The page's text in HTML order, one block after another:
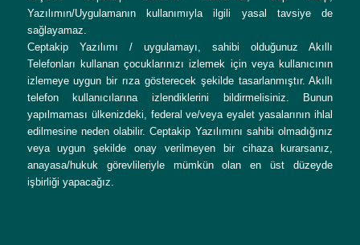
Yazılımın/Uygulamanın kullanımıyla ilgili yasal tavsiye de
sağlayamaz.
Ceptakip Yazılımı / uygulamayı, sahibi olduğunuz Akıllı
Telefonları kullanan çocuklarınızı izlemek için veya kullanıcının
izlemeye uygun bir rıza gösterecek şekilde tasarlanmıştır. Akıllı
telefon kullanıcılarına izlendiklerini bildirmelisiniz. Bunun
yapılmaması ülkenizdeki, federal ve/veya eyalet yasalarının ihlal
edilmesine neden olabilir. Ceptakip Yazılımını sahibi olmadığınız
veya uygun şekilde onay verilmeyen bir cihaza kurarsanız,
anayasa/hukuk görevlileriyle mümkün olan en üst düzeyde
işbirliği yapacağız.